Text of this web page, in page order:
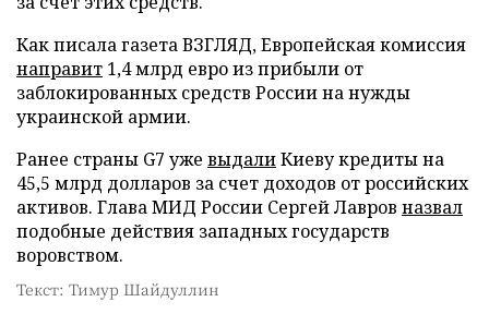
Как писала газета ВЗГЛЯД, Европейская комиссия
направит 1,4 млрд евро из прибыли от
заблокированных средств России на нужды
украинской армии.
Ранее страны G7 уже выдалиКиеву кредиты на
45,5 млрд долларов за счет доходов от российских
активов. Глава МИД России Сергей Лавров назвал
подобные действия западных государств
воровством.
Текст: Тимур Шайдуллин